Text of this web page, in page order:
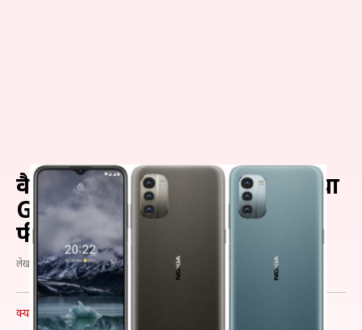
वैश्विक बाजार में लॉन्च हुआ नोकिया
G11 स्मार्टफोन, जानिए क्या हैं
फीचर्स और स्पेसिफिकेशंस
लेखन अंकिता पाण्डेय Feb 16, 2022 06:00 pm
क्या है खबर?